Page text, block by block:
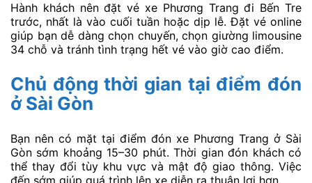
Hành khách nên đặt vé xe Phương Trang đi Bến Tre
trước, nhất là vào cuối tuần hoặc dịp lễ. Đặt vé online
giúp bạn dễ dàng chọn chuyến, chọn giường limousine
34 chỗ và tránh tình trạng hết vé vào giờ cao điểm.
Chủ động thời gian tại điểm đón
ở Sài Gòn
Bạn nên có mặt tại điểm đón xe Phương Trang ở Sài
Gòn sớm khoảng 15–30 phút. Thời gian đón khách có
thể thay đổi tùy khu vực và mật độ giao thông. Việc
đến sớm giúp quá trình lên xe diễn ra thuận lợi hơn.